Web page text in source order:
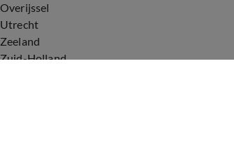
Overijssel
Utrecht
Zeeland
Zuid-Holland